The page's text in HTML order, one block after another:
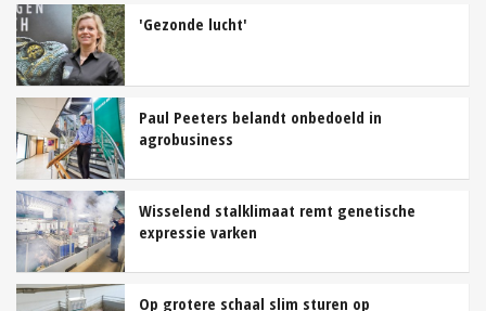
'Gezonde lucht'
Paul Peeters belandt onbedoeld in
agrobusiness
Wisselend stalklimaat remt genetische
expressie varken
Op grotere schaal slim sturen op